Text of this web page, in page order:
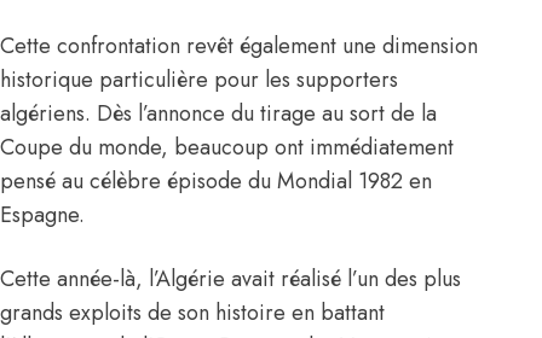
Cette confrontation revêt également une dimension
historique particulière pour les supporters
algériens. Dès l’annonce du tirage au sort de la
Coupe du monde, beaucoup ont immédiatement
pensé au célèbre épisode du Mondial 1982 en
Espagne.
Cette année-là, l’Algérie avait réalisé l’un des plus
grands exploits de son histoire en battant